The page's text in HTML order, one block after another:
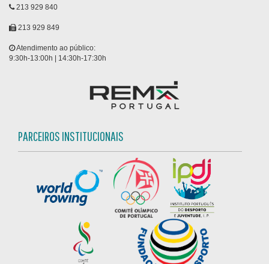
213 929 840
213 929 849
Atendimento ao público:
9:30h-13:00h | 14:30h-17:30h
PARCEIROS INSTITUCIONAIS